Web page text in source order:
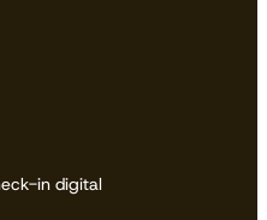
in digital